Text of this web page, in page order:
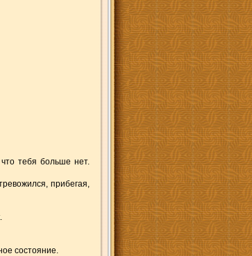
тебя больше нет.
прибегая,
состояние.